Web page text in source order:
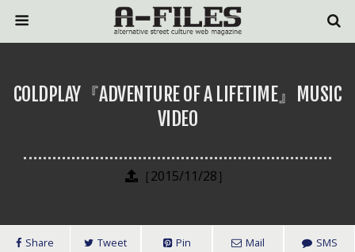
COLDPLAY『ADVENTURE OF A LIFETIME』MUSIC
VIDEO
［2015/11/28］
Share Tweet Pin Mail SMS